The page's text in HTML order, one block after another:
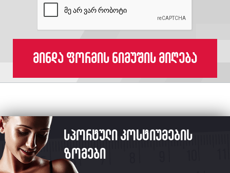
მინდა ფორმის ნიმუშის მიღება
სპორტული კოსტიუმების
ზომები